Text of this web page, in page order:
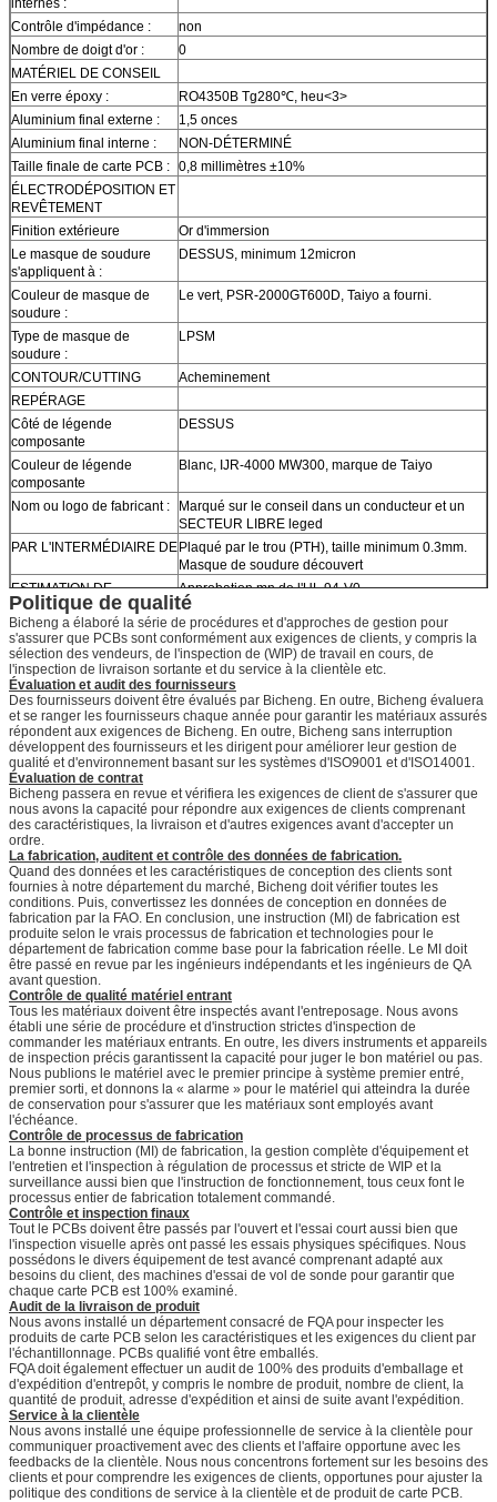
internes :
Contrôle d'impédance :
non
Nombre de doigt d'or :
0
MATÉRIEL DE CONSEIL
En verre époxy :
RO4350B Tg280℃, heu<3>
Aluminium final externe :
1,5 onces
Aluminium final interne :
NON-DÉTERMINÉ
Taille finale de carte PCB : 0,8 millimètres ±10%
ÉLECTRODÉPOSITION ET
REVÊTEMENT
Finition extérieure
Or d'immersion
Le masque de soudure
s'appliquent à :
DESSUS, minimum 12micron
Couleur de masque de
soudure :
Le vert, PSR-2000GT600D, Taiyo a fourni.
Type de masque de
soudure :
LPSM
CONTOUR/CUTTING
Acheminement
REPÉRAGE
Côté de légende
composante
DESSUS
Couleur de légende
composante
Blanc, IJR-4000 MW300, marque de Taiyo
Nom ou logo de fabricant :
Marqué sur le conseil dans un conducteur et un
SECTEUR LIBRE leged
PAR L'INTERMÉDIAIRE DEPlaqué par le trou (PTH), taille minimum 0.3mm.
Masque de soudure découvert
ESTIMATION DE
FLAMIBILITY
Approbation mn de l'UL 94-V0.
TOLÉRANCE DE
DIMENSION
Dimension d'ensemble :
0,0059"
Électrodéposition de
conseil :
0,0029"
Tolérance de perceuse :
0,002"
ESSAI
Expédition antérieure d'essai électrique de 100%
TYPE D'ILLUSTRATION À
FOURNIR
AIRE DE SERVICE Dans le monde entier, globalement.
Politique de qualité
Bicheng a élaboré la série de procédures et d'approches de gestion pour
s'assurer que PCBs sont conformément aux exigences de clients, y compris la
sélection des vendeurs, de l'inspection de (WIP) de travail en cours, de
l'inspection de livraison sortante et du service à la clientèle etc.
Évaluation et audit des fournisseurs
Des fournisseurs doivent être évalués par Bicheng. En outre, Bicheng évaluera
et se ranger les fournisseurs chaque année pour garantir les matériaux assurés
répondent aux exigences de Bicheng. En outre, Bicheng sans interruption
développent des fournisseurs et les dirigent pour améliorer leur gestion de
qualité et d'environnement basant sur les systèmes d'ISO9001 et d'ISO14001.
Évaluation de contrat
Bicheng passera en revue et vérifiera les exigences de client de s'assurer que
nous avons la capacité pour répondre aux exigences de clients comprenant
des caractéristiques, la livraison et d'autres exigences avant d'accepter un
ordre.
La fabrication, auditent et contrôle des données de fabrication.
Quand des données et les caractéristiques de conception des clients sont
fournies à notre département du marché, Bicheng doit vérifier toutes les
conditions. Puis, convertissez les données de conception en données de
fabrication par la FAO. En conclusion, une instruction (MI) de fabrication est
produite selon le vrais processus de fabrication et technologies pour le
département de fabrication comme base pour la fabrication réelle. Le MI doit
être passé en revue par les ingénieurs indépendants et les ingénieurs de QA
avant question.
Contrôle de qualité matériel entrant
Tous les matériaux doivent être inspectés avant l'entreposage. Nous avons
établi une série de procédure et d'instruction strictes d'inspection de
commander les matériaux entrants. En outre, les divers instruments et appareils
de inspection précis garantissent la capacité pour juger le bon matériel ou pas.
Nous publions le matériel avec le premier principe à système premier entré,
premier sorti, et donnons la « alarme » pour le matériel qui atteindra la durée
de conservation pour s'assurer que les matériaux sont employés avant
l'échéance.
Contrôle de processus de fabrication
La bonne instruction (MI) de fabrication, la gestion complète d'équipement et
l'entretien et l'inspection à régulation de processus et stricte de WIP et la
surveillance aussi bien que l'instruction de fonctionnement, tous ceux font le
processus entier de fabrication totalement commandé.
Contrôle et inspection finaux
Tout le PCBs doivent être passés par l'ouvert et l'essai court aussi bien que
l'inspection visuelle après ont passé les essais physiques spécifiques. Nous
possédons le divers équipement de test avancé comprenant adapté aux
besoins du client, des machines d'essai de vol de sonde pour garantir que
chaque carte PCB est 100% examiné.
Audit de la livraison de produit
Nous avons installé un département consacré de FQA pour inspecter les
produits de carte PCB selon les caractéristiques et les exigences du client par
l'échantillonnage. PCBs qualifié vont être emballés.
FQA doit également effectuer un audit de 100% des produits d'emballage et
d'expédition d'entrepôt, y compris le nombre de produit, nombre de client, la
quantité de produit, adresse d'expédition et ainsi de suite avant l'expédition.
Service à la clientèle
Nous avons installé une équipe professionnelle de service à la clientèle pour
communiquer proactivement avec des clients et l'affaire opportune avec les
feedbacks de la clientèle. Nous nous concentrons fortement sur les besoins des
clients et pour comprendre les exigences de clients, opportunes pour ajuster la
politique des conditions de service à la clientèle et de produit de carte PCB.